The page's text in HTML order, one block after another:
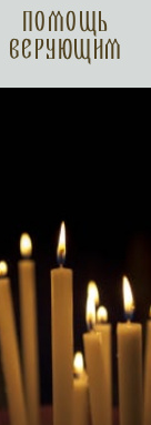
Помощь
верующим